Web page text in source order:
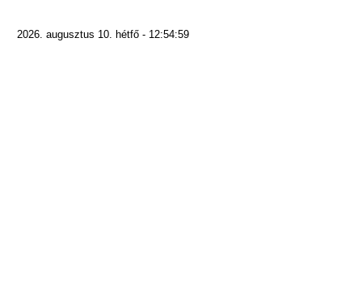
2026. augusztus 10. hétfő - 12:54:59